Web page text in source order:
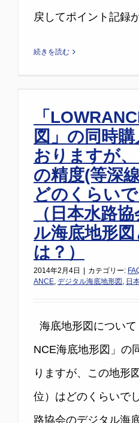
戻してポイント記録
続きを読む
「
図」の同時
おりますが
の精度(等深
どのくらい
（日本水路
ル海底地形
は？）
2014年2月4日 カテゴリー:
ANCE, デジタル海底地形図 , 日
海底地形図につい
NCE海底地形図」の
りますが、この地形
位）はどのくらいで
路協会のデジタル海